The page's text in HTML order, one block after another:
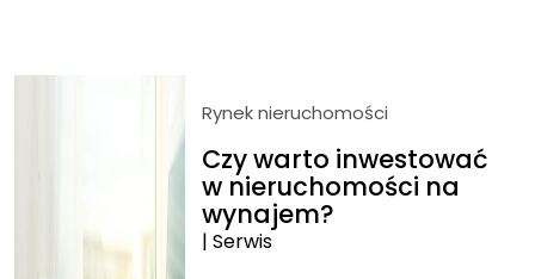
Rynek nieruchomości
Czy warto inwestować
w nieruchomości na
wynajem?
| Serwis